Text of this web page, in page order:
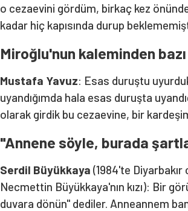
o cezaevini gördüm, birkaç kez
kadar hiç kapısında durup
Miroğlu'nun kaleminden
Mustafa Yavuz: Esas duruştu
uyandığımda hala esas duruşta
olarak girdik bu cezaevine, bir
"Annene söyle, burada
Serdil Büyükkaya (1984'te
Necmettin Büyükkaya'nın kızı): Bir
duvara dönün" dediler. Anneannem